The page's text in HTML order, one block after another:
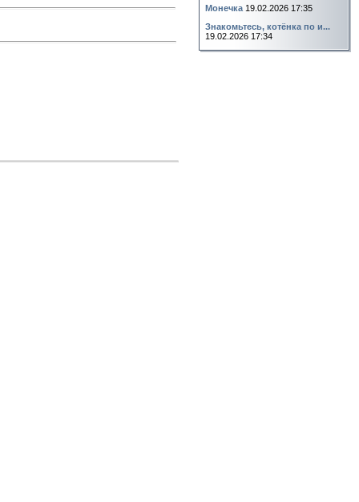
Монечка 19.02.2026 17:35
Знакомьтесь, котёнка по и...
19.02.2026 17:34